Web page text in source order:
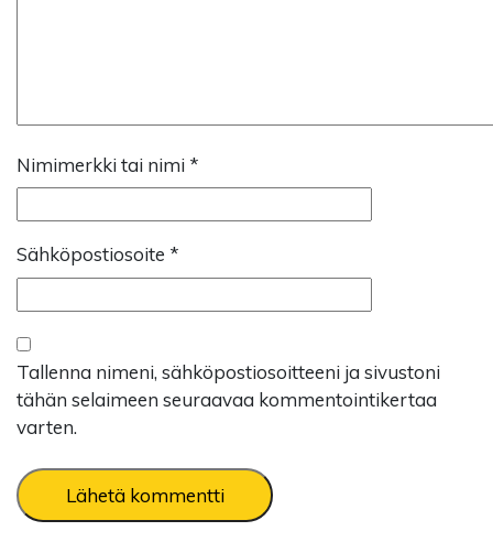
Nimimerkki tai nimi *
Sähköpostiosoite *
Tallenna nimeni, sähköpostiosoitteeni ja sivustoni
tähän selaimeen seuraavaa kommentointikertaa
varten.